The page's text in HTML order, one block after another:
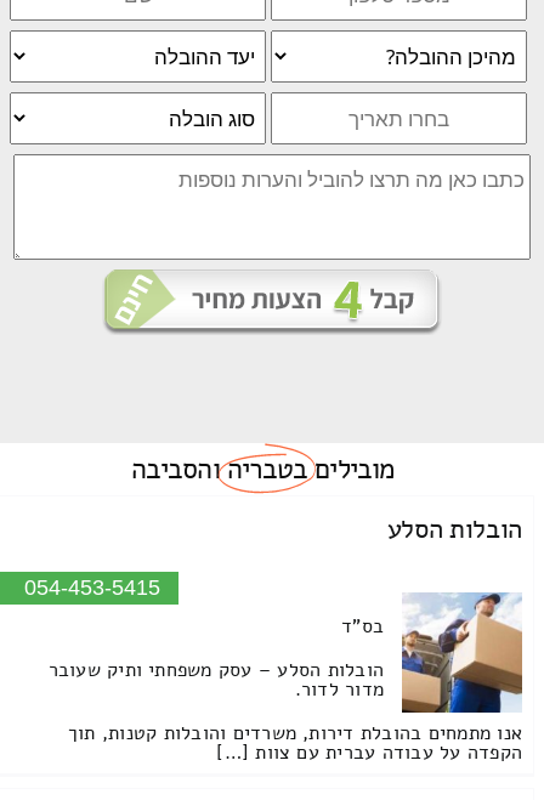
מוביליםבטבריהוהסביבה
הובלות הסלע
054-453-5415
בס"ד
הובלות הסלע – עסק משפחתי ותיק שעובר
מדור לדור.
אנו מתמחים בהובלת דירות, משרדים והובלות קטנות, תוך
הקפדה על עבודה עברית עם צוות […]